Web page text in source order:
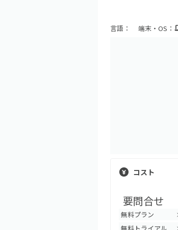
言語： 端末・OS：
コスト
要問合せ
無料プラン